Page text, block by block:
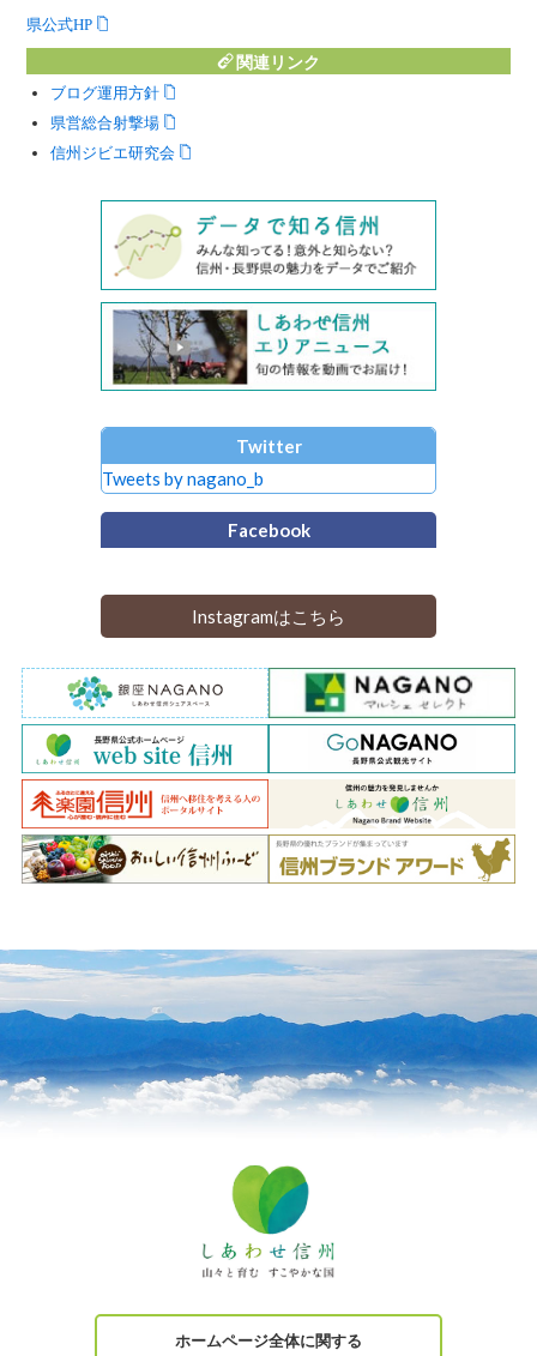
県公式HP
関連リンク
ブログ運用方針
県営総合射撃場
信州ジビエ研究会
Twitter
Tweets by nagano_b
Facebook
Instagramはこちら
ホームページ全体に関する